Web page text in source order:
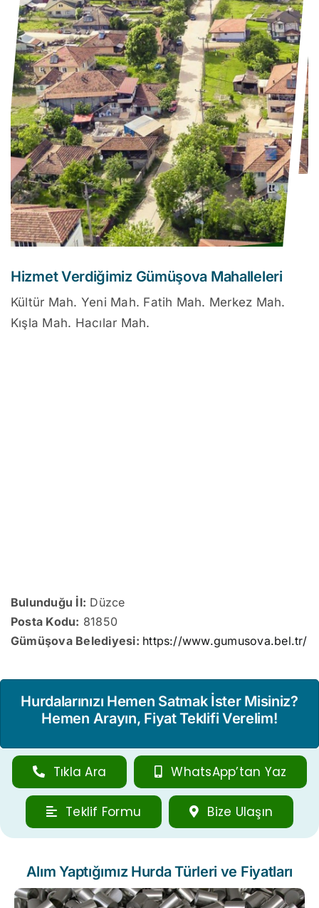
Hizmet Verdiğimiz Gümüşova Mahalleleri
Kültür Mah. Yeni Mah. Fatih Mah. Merkez Mah.
Kışla Mah. Hacılar Mah.
Bulunduğu İl: Düzce
Posta Kodu: 81850
Gümüşova Belediyesi: https://www.gumusova.bel.tr/
Hurdalarınızı Hemen Satmak İster Misiniz?
Hemen Arayın, Fiyat Teklifi Verelim!
Tıkla Ara WhatsApp’tan Yaz
Teklif Formu Bize Ulaşın
Alım Yaptığımız Hurda Türleri ve Fiyatları